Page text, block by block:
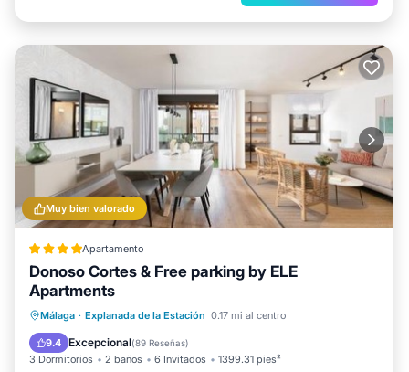
Muy bien valorado
Apartamento
Donoso Cortes & Free parking by ELE
Apartments
Málaga · Explanada de la Estación 0.17 mi al centro
9.4 Excepcional(89 Reseñas)
3 Dormitorios 2 baños 6 Invitados 1399.31 pies²
Aparcamiento
Aire acondicionado
Internet
Apto para niños